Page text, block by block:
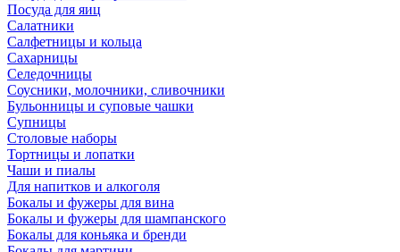
Посуда для яиц
Салатники
Салфетницы и кольца
Сахарницы
Селедочницы
Соусники, молочники, сливочники
Бульонницы и суповые чашки
Супницы
Столовые наборы
Тортницы и лопатки
Чаши и пиалы
Для напитков и алкоголя
Бокалы и фужеры для вина
Бокалы и фужеры для шампанского
Бокалы для коньяка и бренди